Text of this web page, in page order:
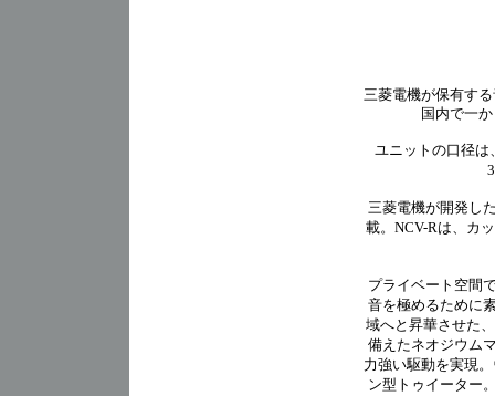
三菱電機が保有す
国内で一
ユニットの口径は
三菱電機が開発し
載。NCV-Rは、カ
プライベート空間
音を極めるために
域へと昇華させた
備えたネオジウム
力強い駆動を実現
ン型トゥイーター